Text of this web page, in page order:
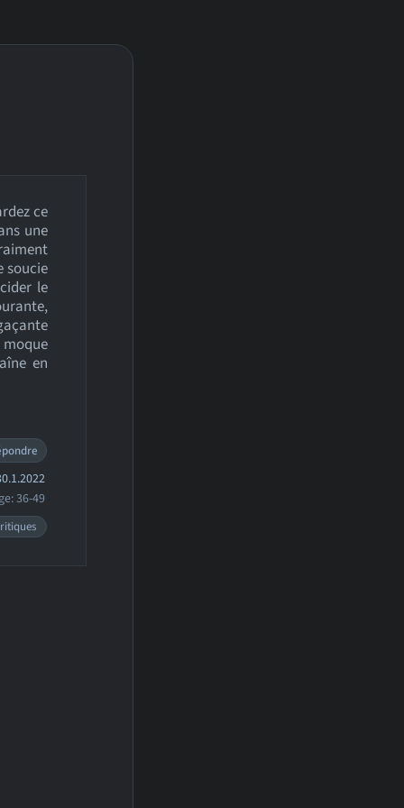
ce
une
soucie
le
en
36-49